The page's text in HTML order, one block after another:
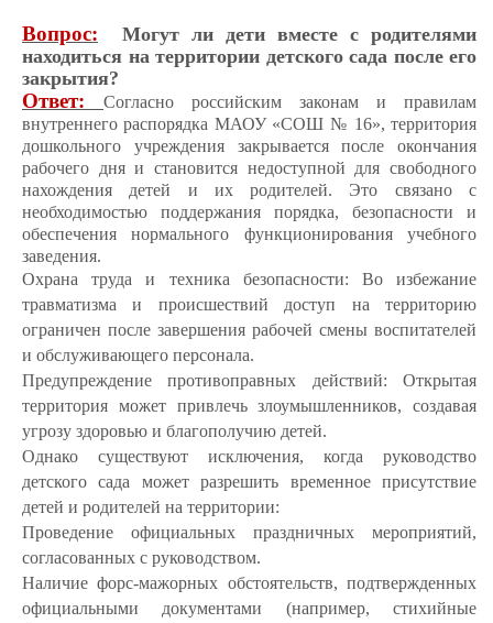
Вопрос:
Могут ли дети вместе с родителями
находиться на территории детского сада после его
закрытия?
Ответ:
Согласно российским законам и правилам
внутреннего распорядка МАОУ «СОШ № 16», территория
дошкольного учреждения закрывается после окончания
рабочего дня и становится недоступной для свободного
нахождения детей и их родителей. Это связано с
необходимостью поддержания порядка, безопасности и
обеспечения нормального функционирования учебного
заведения.
Охрана труда и техника безопасности: Во избежание
травматизма и происшествий доступ на территорию
ограничен после завершения рабочей смены воспитателей
и обслуживающего персонала.
Предупреждение противоправных действий: Открытая
территория может привлечь злоумышленников, создавая
угрозу здоровью и благополучию детей.
Однако существуют исключения, когда руководство
детского сада может разрешить временное присутствие
детей и родителей на территории:
Проведение официальных праздничных мероприятий,
согласованных с руководством.
Наличие форс-мажорных обстоятельств, подтвержденных
официальными документами (например, стихийные